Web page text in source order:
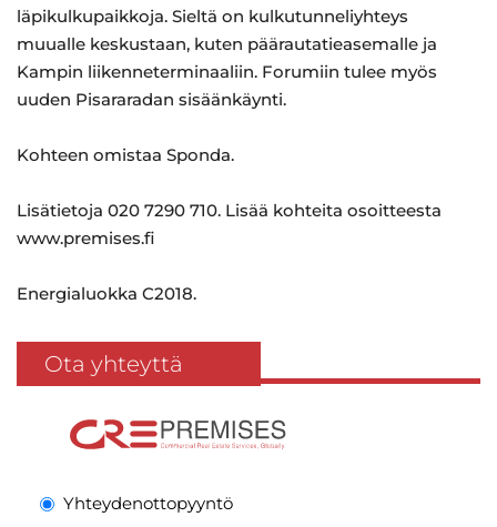
läpikulkupaikkoja. Sieltä on kulkutunneliyhteys
muualle keskustaan, kuten päärautatieasemalle ja
Kampin liikenneterminaaliin. Forumiin tulee myös
uuden Pisararadan sisäänkäynti.
Kohteen omistaa Sponda.
Lisätietoja 020 7290 710. Lisää kohteita osoitteesta
www.premises.fi
Energialuokka C2018.
Ota yhteyttä
Yhteydenottopyyntö